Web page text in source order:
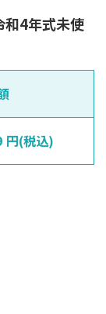
和4年式未使
(税込)